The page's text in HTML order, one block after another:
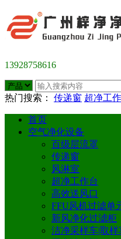
13928758616
热门搜索： 传递窗 超净工
首页
空气净化设备
百级层流罩
传递窗
风淋室
超净工作台
高效送风口
FFU风机过滤单
新风净化过滤柜
洁净采样车|取样